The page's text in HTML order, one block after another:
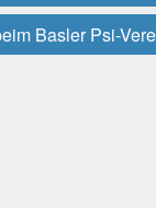
Basler Psi-